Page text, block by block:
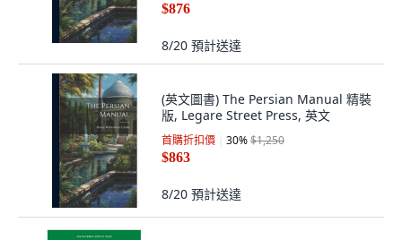
$876
8/20 預計送達
(英文圖書) The Persian Manual 精裝
版, Legare Street Press, 英文
首購折扣價 30%$1,250
$863
8/20 預計送達